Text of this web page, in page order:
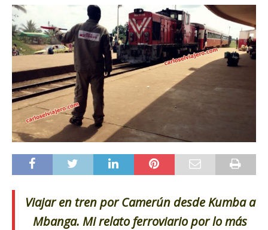
Viajar en tren por Camerún desde Kumba a
Mbanga. Mi relato ferroviario por lo más